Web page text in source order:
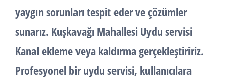
yaygın sorunları tespit eder ve çözümler
sunarız. Kuşkavağı Mahallesi Uydu servisi
Kanal ekleme veya kaldırma gerçekleştiririz.
Profesyonel bir uydu servisi, kullanıcılara